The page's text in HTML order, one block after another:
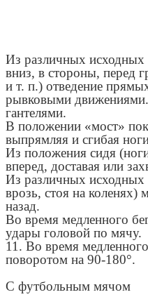
Из различных
вниз, в стороны, перед
и т. п.) отведение
рывковыми
гантелями.
В положении «мост»
выпрямляя и сгибая
Из положения сидя
вперед, доставая или
Из различных исходных
врозь, стоя на коленях)
назад.
Во время медленного
удары головой по мячу.
11. Во время
поворотом на 90-180°.
С футбольным мячом